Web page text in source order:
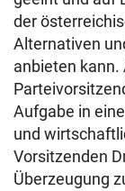
der
Alternativen
anbieten kann.
Aufgabe in
und
Vorsitzenden
Überzeugung